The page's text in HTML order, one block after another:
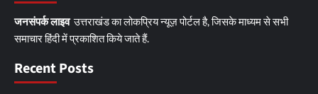
जनसंपर्क लाइवउत्तराखंड का लोकप्रिय न्यूज़ पोर्टल है, जिसके माध्यम से सभी
समाचार हिंदी में प्रकाशित किये जाते हैं.
Recent Posts